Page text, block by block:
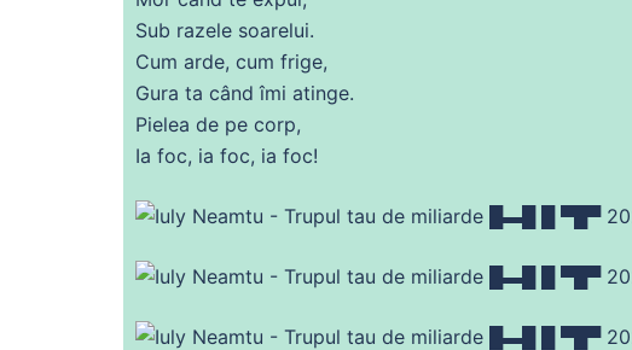
Sub razele soarelui.
Cum arde, cum frige,
Gura ta când îmi atinge.
Pielea de pe corp,
Ia foc, ia foc, ia foc!